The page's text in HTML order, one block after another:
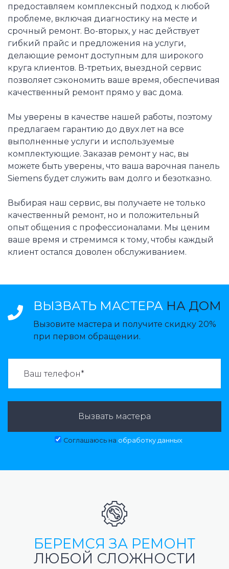
предоставляем комплексный подход к любой
проблеме, включая диагностику на месте и
срочный ремонт. Во-вторых, у нас действует
гибкий прайс и предложения на услуги,
делающие ремонт доступным для широкого
круга клиентов. В-третьих, выездной сервис
позволяет сэкономить ваше время, обеспечивая
качественный ремонт прямо у вас дома.
Мы уверены в качестве нашей работы, поэтому
предлагаем гарантию до двух лет на все
выполненные услуги и используемые
комплектующие. Заказав ремонт у нас, вы
можете быть уверены, что ваша варочная панель
Siemens будет служить вам долго и безотказно.
Выбирая наш сервис, вы получаете не только
качественный ремонт, но и положительный
опыт общения с профессионалами. Мы ценим
ваше время и стремимся к тому, чтобы каждый
клиент остался доволен обслуживанием.
ВЫЗВАТЬ МАСТЕРА НА ДОМ
Вызовите мастера и получите скидку 20%
при первом обращении.
Вызвать мастера
Соглашаюсь на обработку данных
БЕРЕМСЯ ЗА РЕМОНТ
ЛЮБОЙ СЛОЖНОСТИ